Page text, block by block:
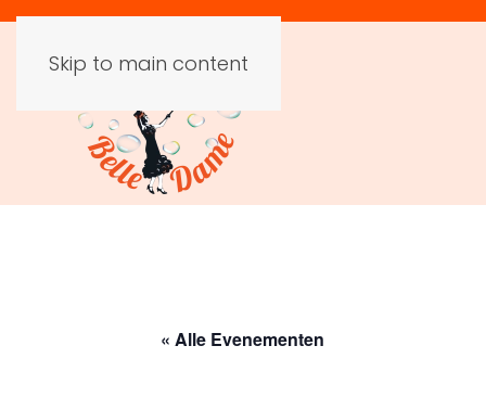
Skip to main content
« Alle Evenementen